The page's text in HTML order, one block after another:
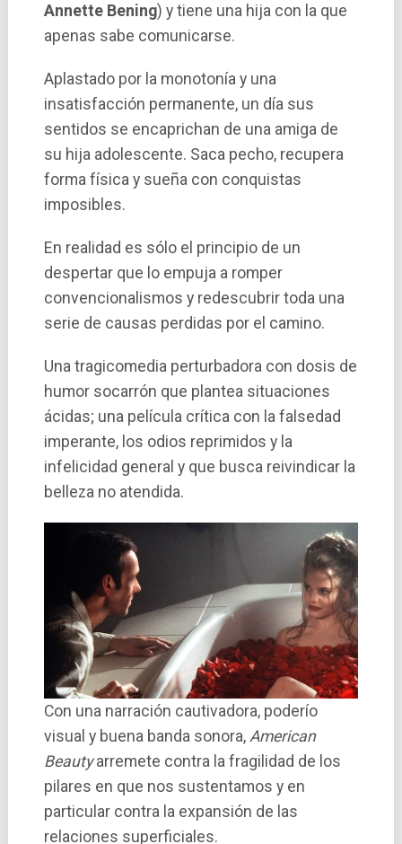
Annette Bening) y tiene una hija con la que
apenas sabe comunicarse.
Aplastado por la monotonía y una
insatisfacción permanente, un dí­a sus
sentidos se encaprichan de una amiga de
su hija adolescente. Saca pecho, recupera
forma fí­sica y sueña con conquistas
imposibles.
En realidad es sólo el principio de un
despertar que lo empuja a romper
convencionalismos y redescubrir toda una
serie de causas perdidas por el camino.
Una tragicomedia perturbadora con dosis de
humor socarrón que plantea situaciones
ácidas; una pelí­cula crí­tica con la falsedad
imperante, los odios reprimidos y la
infelicidad general y que busca reivindicar la
belleza no atendida.
Con una narración cautivadora, poderí­o
visual y buena banda sonora, American
Beautyarremete contra la fragilidad de los
pilares en que nos sustentamos y en
particular contra la expansión de las
relaciones superficiales.